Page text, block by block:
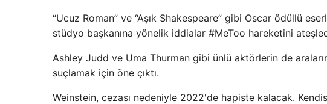
“Ucuz Roman” ve “Aşık Shakespeare” gibi Oscar ödüllü
stüdyo başkanına yönelik iddialar #MeToo hareketini
Ashley Judd ve Uma Thurman gibi ünlü aktörlerin de
suçlamak için öne çıktı.
Weinstein, cezası nedeniyle 2022'de hapiste kalacak.